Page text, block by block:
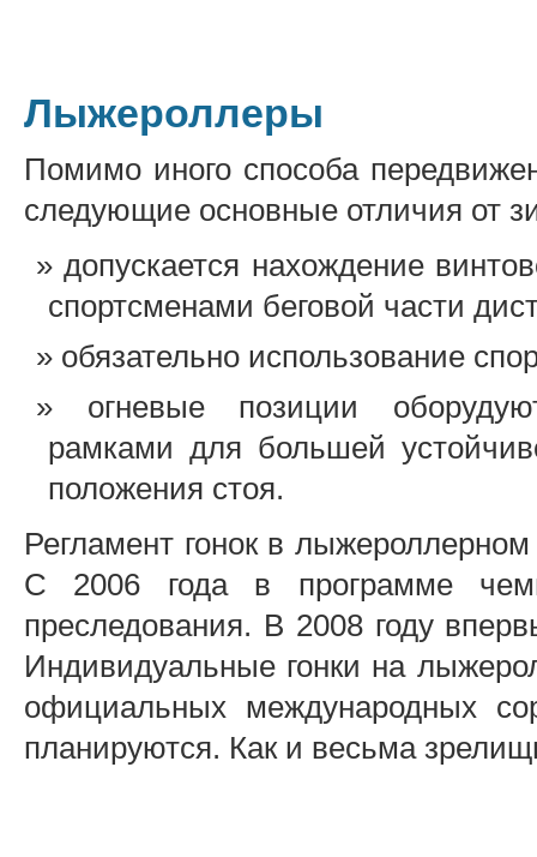
Лыжероллеры
Помимо иного способа
следующие основные отличия от
допускается нахождение
спортсменами беговой части
обязательно использование
огневые позиции
рамками для большей
положения стоя.
Регламент гонок в
С 2006 года в программе
преследования. В 2008 году
Индивидуальные гонки на
официальных международных
планируются. Как и весьма